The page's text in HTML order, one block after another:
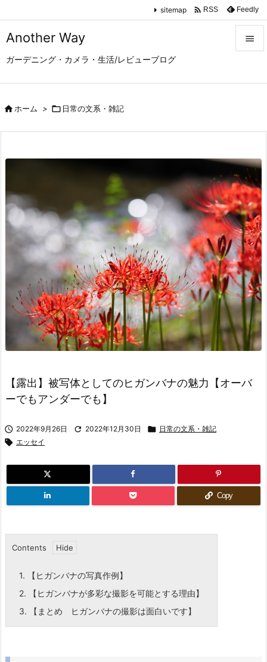
Another Way
ガーデニング・カメラ・生活/レビューブログ


次へ

検索
sitemap  RSS Feedly
ホーム >  日常の文系・雑記
【露出】被写体としてのヒガンバナの魅力【オーバ
ーでもアンダーでも】
 2022年9月26日  2022年12月30日  日常の文系・雑記
 エッセイ
Copy
Contents
1. 【ヒガンバナの写真作例】
2. 【ヒガンバナが多彩な撮影を可能とする理由】
3. 【まとめ ヒガンバナの撮影は面白いです】